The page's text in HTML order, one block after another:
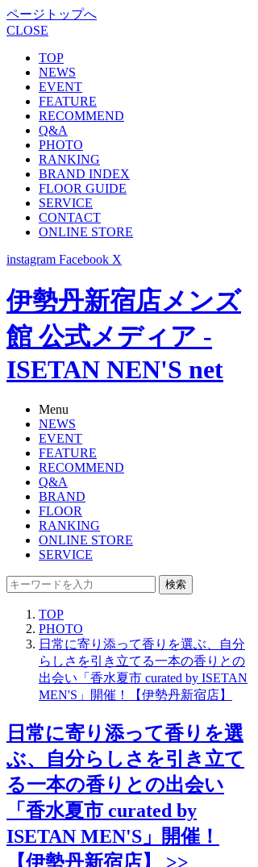
ページトップへ
CLOSE
TOP
NEWS
EVENT
FEATURE
RECOMMEND
Q&A
PHOTO
RANKING
BRAND INDEX
FLOOR GUIDE
SERVICE
CONTACT
ONLINE STORE
instagram Facebook X
伊勢丹新宿店メンズ
館 公式メディア -
ISETAN NEN'S net
Menu
NEWS
EVENT
FEATURE
RECOMMEND
Q&A
BRAND
FLOOR
RANKING
ONLINE STORE
SERVICE
検索
TOP
PHOTO
日常に寄り添って香りを選ぶ、自分
らしさを引き立てる一本の香りとの
出会い「香水夏市 curated by ISETAN
MEN'S」開催！【伊勢丹新宿店】
日常に寄り添って香りを選
ぶ、自分らしさを引き立て
る一本の香りとの出会い
「香水夏市 curated by
ISETAN MEN'S」開催！
【伊勢丹新宿店】 >>